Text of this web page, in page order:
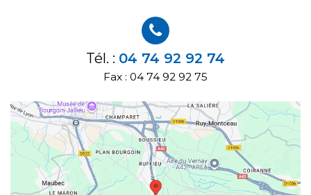
Tél. : 04 74 92 92 74
Fax : 04 74 92 92 75